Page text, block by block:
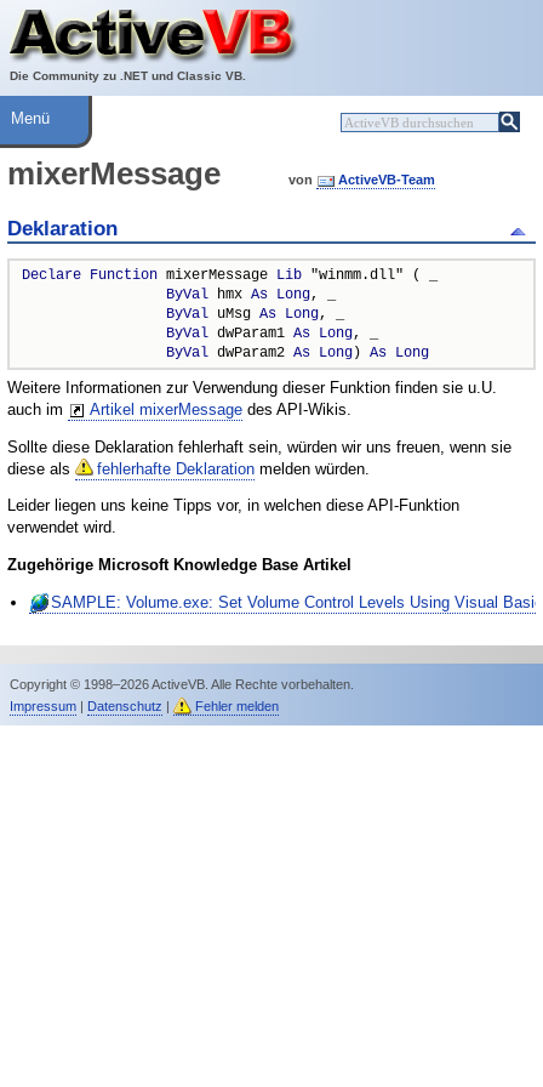
Die Community zu .NET und Classic VB.
Über ActiveVB
Hilfe
Menü
mixerMessage von ActiveVB-Team
Deklaration
Declare Function mixerMessage Lib "winmm.dll" ( _
ByVal hmx As Long, _
ByVal uMsg As Long, _
ByVal dwParam1 As Long, _
ByVal dwParam2 As Long) As Long
Weitere Informationen zur Verwendung dieser Funktion finden sie u.U.
auch im
Artikel mixerMessage des API-Wikis.
Sollte diese Deklaration fehlerhaft sein, würden wir uns freuen, wenn sie
diese als
fehlerhafte Deklaration melden würden.
Leider liegen uns keine Tipps vor, in welchen diese API-Funktion
verwendet wird.
Zugehörige Microsoft Knowledge Base Artikel
SAMPLE: Volume.exe: Set Volume Control Levels Using Visual Basic
Copyright © 1998–2026 ActiveVB. Alle Rechte vorbehalten.
Impressum| Datenschutz | Fehler melden